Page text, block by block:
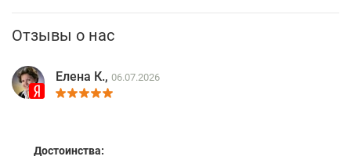
Отзывы о нас
Елена К., 06.07.2026
Достоинства: